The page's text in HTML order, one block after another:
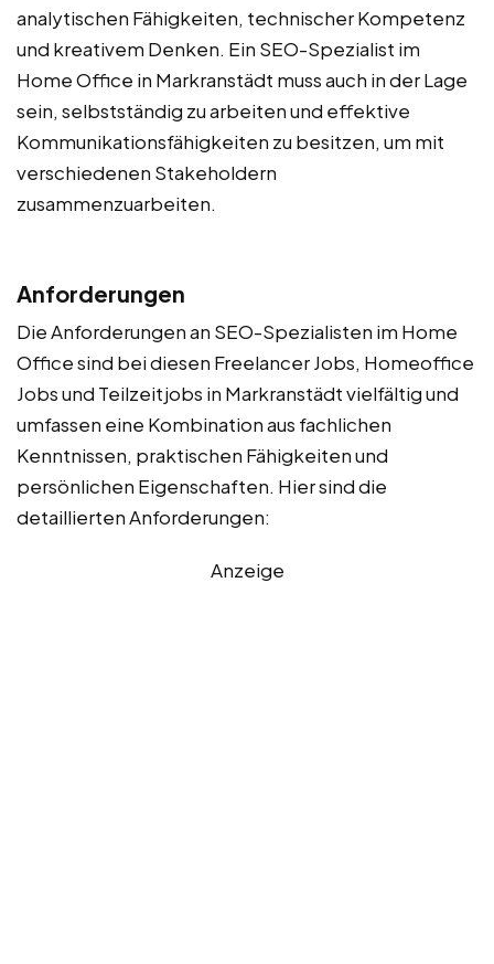
analytischen Fähigkeiten, technischer Kompetenz
und kreativem Denken. Ein SEO-Spezialist im
Home Office in Markranstädt muss auch in der Lage
sein, selbstständig zu arbeiten und effektive
Kommunikationsfähigkeiten zu besitzen, um mit
verschiedenen Stakeholdern
zusammenzuarbeiten.
Anforderungen
Die Anforderungen an SEO-Spezialisten im Home
Office sind bei diesen Freelancer Jobs, Homeoffice
Jobs und Teilzeitjobs in Markranstädt vielfältig und
umfassen eine Kombination aus fachlichen
Kenntnissen, praktischen Fähigkeiten und
persönlichen Eigenschaften. Hier sind die
detaillierten Anforderungen:
Anzeige